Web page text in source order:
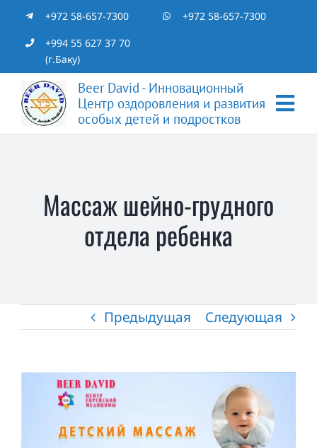
content
+972 58-657-7300
+972 58-657-7300
+994 55 627 37 70
(г.Баку)
Beer David - Инновационный
Центр оздоровления и развития
особых детей и подростков
Специалисты
Контакты
Массаж шейно-грудного
отдела ребенка
Предыдущая Следующая
Larger
Image